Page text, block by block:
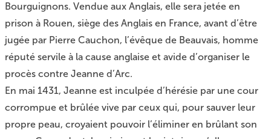
Bourguignons. Vendue aux Anglais, elle sera jetée en
prison à Rouen, siège des Anglais en France, avant d’être
jugée par Pierre Cauchon, l’évêque de Beauvais, homme
réputé servile à la cause anglaise et avide d’organiser le
procès contre Jeanne d’Arc.
En mai 1431, Jeanne est inculpée d’hérésie par une cour
corrompue et brûlée vive par ceux qui, pour sauver leur
propre peau, croyaient pouvoir l’éliminer en brûlant son